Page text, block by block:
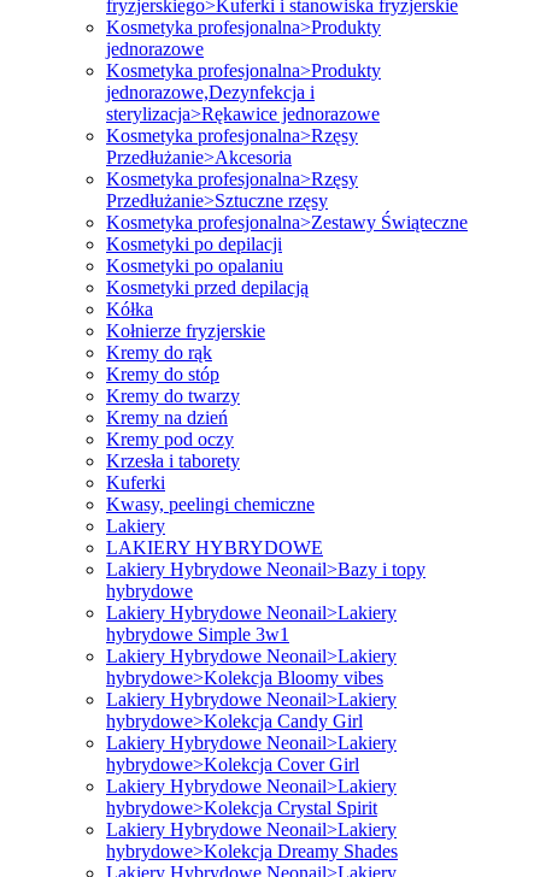
fryzjerskiego>Kuferki i stanowiska fryzjerskie
Kosmetyka profesjonalna>Produkty
jednorazowe
Kosmetyka profesjonalna>Produkty
jednorazowe,Dezynfekcja i
sterylizacja>Rękawice jednorazowe
Kosmetyka profesjonalna>Rzęsy
Przedłużanie>Akcesoria
Kosmetyka profesjonalna>Rzęsy
Przedłużanie>Sztuczne rzęsy
Kosmetyka profesjonalna>Zestawy Świąteczne
Kosmetyki po depilacji
Kosmetyki po opalaniu
Kosmetyki przed depilacją
Kółka
Kołnierze fryzjerskie
Kremy do rąk
Kremy do stóp
Kremy do twarzy
Kremy na dzień
Kremy pod oczy
Krzesła i taborety
Kuferki
Kwasy, peelingi chemiczne
Lakiery
LAKIERY HYBRYDOWE
Lakiery Hybrydowe Neonail>Bazy i topy
hybrydowe
Lakiery Hybrydowe Neonail>Lakiery
hybrydowe Simple 3w1
Lakiery Hybrydowe Neonail>Lakiery
hybrydowe>Kolekcja Bloomy vibes
Lakiery Hybrydowe Neonail>Lakiery
hybrydowe>Kolekcja Candy Girl
Lakiery Hybrydowe Neonail>Lakiery
hybrydowe>Kolekcja Cover Girl
Lakiery Hybrydowe Neonail>Lakiery
hybrydowe>Kolekcja Crystal Spirit
Lakiery Hybrydowe Neonail>Lakiery
hybrydowe>Kolekcja Dreamy Shades
Lakiery Hybrydowe Neonail>Lakiery